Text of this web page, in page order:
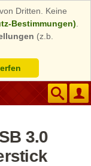
Dritten. Keine
Bestimmungen)
(z.b.
3.0